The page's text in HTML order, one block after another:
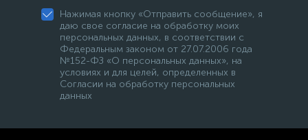
Нажимая кнопку «Отправить сообщение», я
даю свое согласие на обработку моих
персональных данных, в соответствии с
Федеральным законом от 27.07.2006 года
№152-ФЗ «О персональных данных», на
условиях и для целей, определенных в
Согласии на обработку персональных
данных